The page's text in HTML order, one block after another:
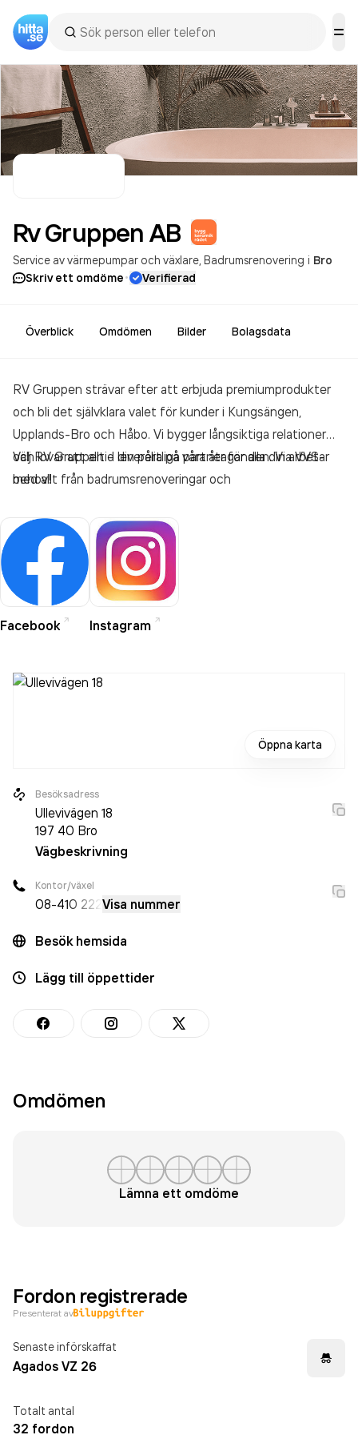
Rv Gruppen AB
Service av värmepumpar och växlare Badrumsrenovering i Bro
Skriv ett omdöme· Verifierad
Överblick Omdömen Bilder Bolagsdata
RV Gruppen strävar efter att erbjuda premiumprodukter
och bli det självklara valet för kunder i Kungsängen,
Upplands-Bro och Håbo. Vi bygger långsiktiga relationer
och lovar att alltid leverera på våra åtaganden. Vi arbetar
med allt från badrumsrenoveringar och
företag, bostadsrättsföreningar och privatpersoner,
oavsett projektets storlek. Tillsammans med ledande
aktörer inom VVS-marknaden säkerställer vi högsta
servicekvalitet.
Välj RV Gruppen – din pålitliga partner för alla dina VVS-
behov!
Facebook Instagram
Öppna karta
Besöksadress
Ullevivägen 18
197 40 Bro
Vägbeskrivning
Kontor/växel
08-410 222 Visa nummer
Besök hemsida
Lägg till öppettider
Omdömen
Lämna ett omdöme
Fordon registrerade
Presenterat av
Senaste införskaffat
Agados VZ 26
Totalt antal
32 fordon